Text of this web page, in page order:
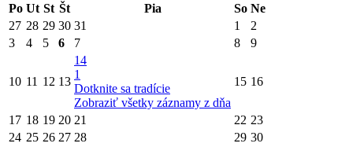
Po Ut St Št Pia So Ne
27 28 29 30 31 1
2
3
4 5 6 7 8 9
10 11 12 13
14
1
Dotknite sa tradície
Zobraziť všetky záznamy z dňa
15 16
17 18 19 20 21 22 23
24 25 26 27 28 29 30